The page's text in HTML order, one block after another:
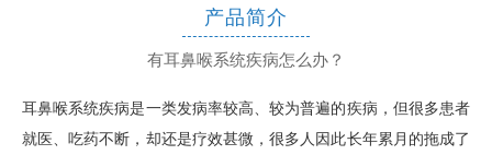
产品简介
有耳鼻喉系统疾病怎么办？
耳鼻喉系统疾病是一类发病率较高、较为普遍的疾病，但很多患者
就医、吃药不断，却还是疗效甚微，很多人因此长年累月的拖成了